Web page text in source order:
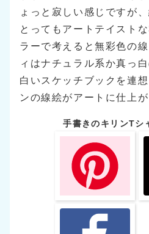
ょっと寂しい感じですが
とってもアートテイスト
ラーで考えると無彩色の
ィはナチュラル系か真っ
白いスケッチブックを連
ンの線絵がアートに仕上が
手書きのキリンTシ